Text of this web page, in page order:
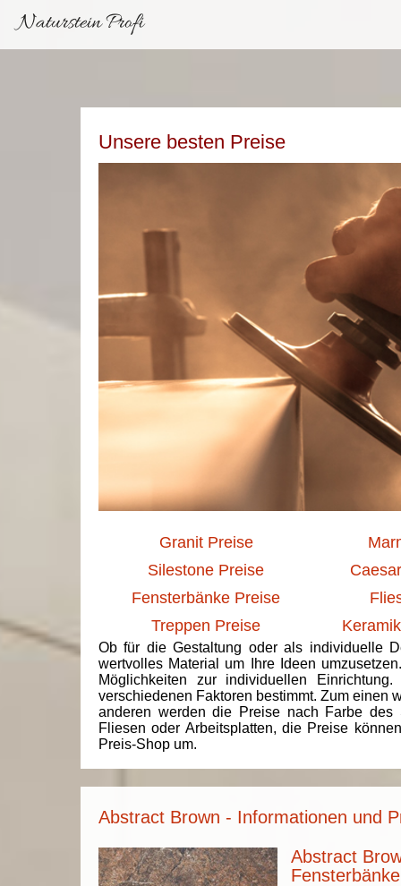
Naturstein Profi
Unsere besten Preise
Granit Preise
Silestone Preise
Fensterbänke Preise
Treppen Preise
Ob für die Gestaltung oder als individuelle
wertvolles Material um Ihre Ideen
Möglichkeiten zur individuellen
verschiedenen Faktoren bestimmt. Zum einen
anderen werden die Preise nach Farbe des
Fliesen oder Arbeitsplatten, die Preise
Preis-Shop um.
Abstract Brown - Informationen und
Abstract
Fensterbänke